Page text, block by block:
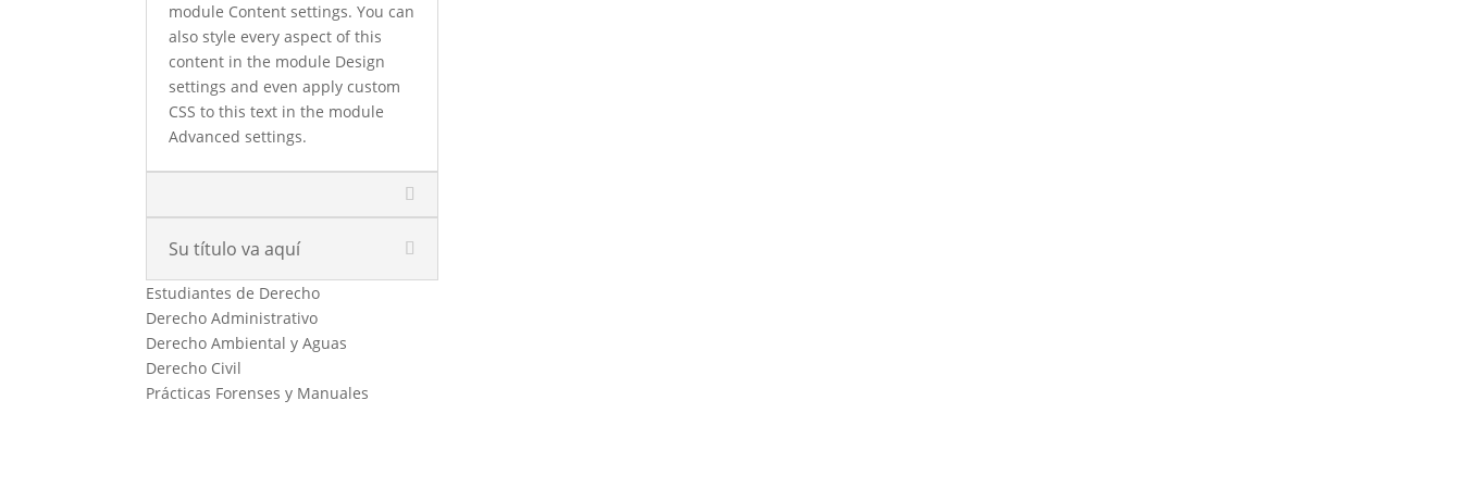
module Content settings. You can
also style every aspect of this
content in the module Design
settings and even apply custom
CSS to this text in the module
Advanced settings.
Su título va aquí
Estudiantes de Derecho
Derecho Administrativo
Derecho Ambiental y Aguas
Derecho Civil
Prácticas Forenses y Manuales